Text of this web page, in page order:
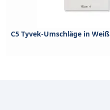
C5 Tyvek-Umschläge in Weiß